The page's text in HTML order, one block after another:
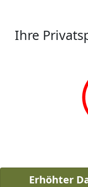
Ihre
Erhöhter